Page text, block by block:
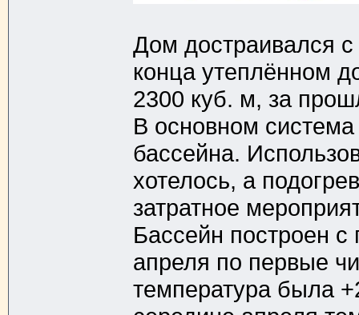
Дом достраивался с
конца утеплённом
2300 куб. м, за
В основном
бассейна.
хотелось, а
затратное
Бассейн построен
апреля по первые
температура была